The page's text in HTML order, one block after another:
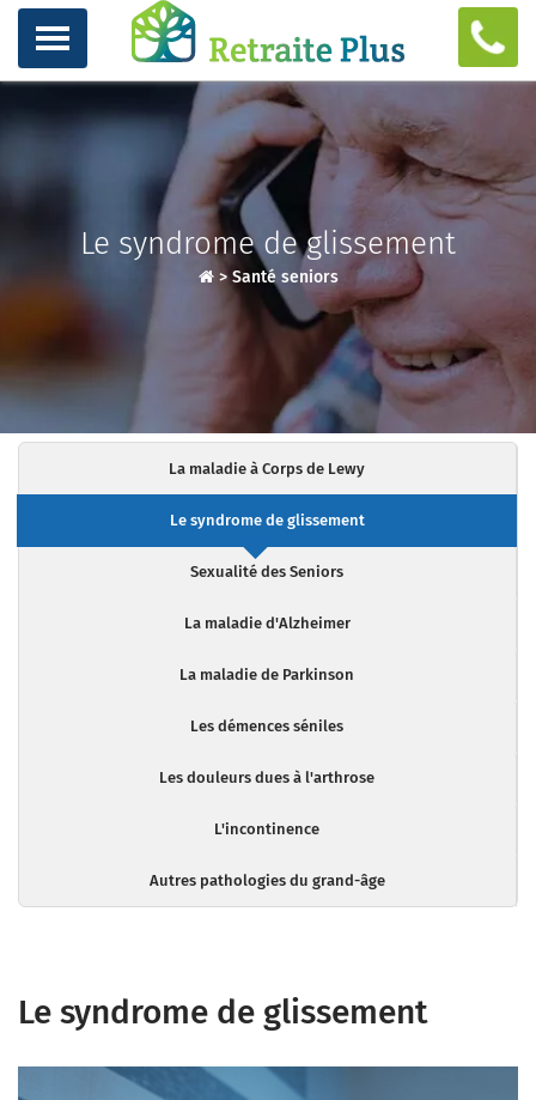
Le syndrome de glissement
> Santé seniors
La maladie à Corps de Lewy
Le syndrome de glissement
Sexualité des Seniors
La maladie d'Alzheimer
La maladie de Parkinson
Les démences séniles
Les douleurs dues à l'arthrose
L'incontinence
Autres pathologies du grand-âge
Le syndrome de glissement